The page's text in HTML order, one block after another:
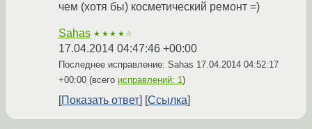
чем (хотя бы) косметический ремонт =)
Sahas ★★★★☆
17.04.2014 04:47:46 +00:00
Последнее исправление: Sahas 17.04.2014 04:52:17
+00:00 (всего исправлений: 1)
Показать ответ Ссылка